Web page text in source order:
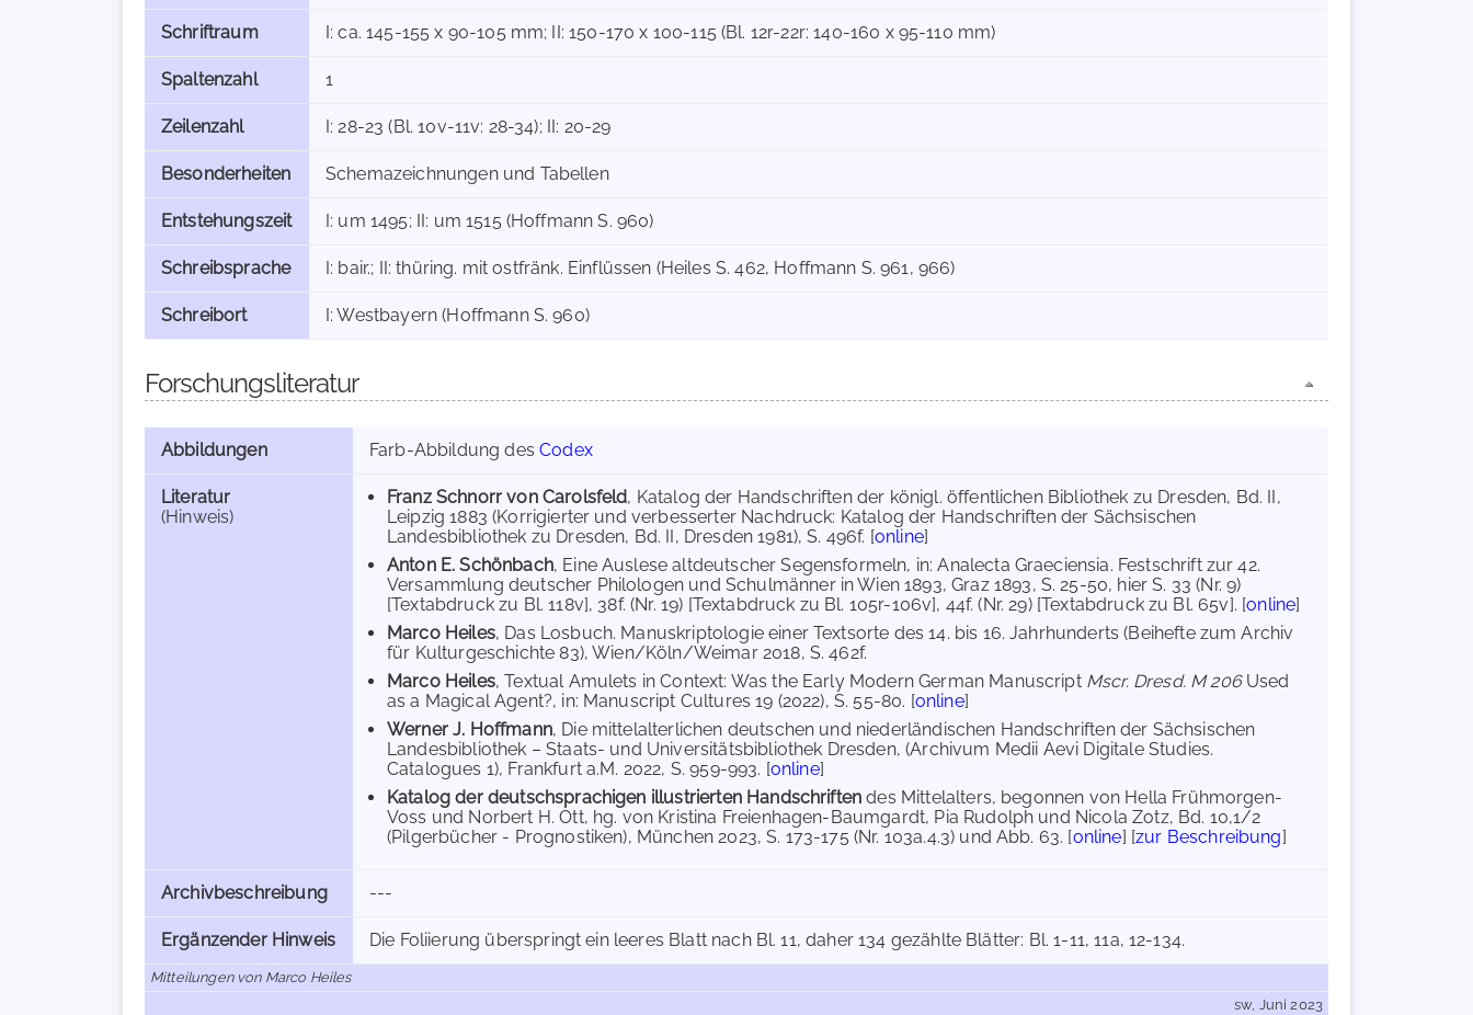
Schriftraum I: ca. 145-155 x 90-105 mm; II: 150-170 x 100-115 (Bl. 12r-22r: 140-160 x 95-110 mm)
Spaltenzahl 1
Zeilenzahl I: 28-23 (Bl. 10v-11v: 28-34); II: 20-29
Besonderheiten Schemazeichnungen und Tabellen
Entstehungszeit I: um 1495; II: um 1515 (Hoffmann S. 960)
Schreibsprache I: bair.; II: thüring. mit ostfränk. Einflüssen (Heiles S. 462, Hoffmann S. 961, 966)
Schreibort I: Westbayern (Hoffmann S. 960)
Forschungsliteratur
Abbildungen Farb-Abbildung desCodex
Literatur
(Hinweis)
Franz Schnorr von Carolsfeld, Katalog der Handschriften der königl. öffentlichen Bibliothek zu Dresden, Bd. II,
Leipzig 1883 (Korrigierter und verbesserter Nachdruck: Katalog der Handschriften der Sächsischen
Landesbibliothek zu Dresden, Bd. II, Dresden 1981), S. 496f. [online]
Anton E. Schönbach, Eine Auslese altdeutscher Segensformeln, in: Analecta Graeciensia. Festschrift zur 42.
Versammlung deutscher Philologen und Schulmänner in Wien 1893, Graz 1893, S. 25-50, hier S. 33 (Nr. 9)
[Textabdruck zu Bl. 118v], 38f. (Nr. 19) [Textabdruck zu Bl. 105r-106v], 44f. (Nr. 29) [Textabdruck zu Bl. 65v]. [online]
Marco Heiles, Das Losbuch. Manuskriptologie einer Textsorte des 14. bis 16. Jahrhunderts (Beihefte zum Archiv
für Kulturgeschichte 83), Wien/Köln/Weimar 2018, S. 462f.
Marco Heiles, Textual Amulets in Context: Was the Early Modern German Manuscript Mscr. Dresd. M 206Used
as a Magical Agent?, in: Manuscript Cultures 19 (2022), S. 55-80. [online]
Werner J. Hoffmann, Die mittelalterlichen deutschen und niederländischen Handschriften der Sächsischen
Landesbibliothek – Staats- und Universitätsbibliothek Dresden, (Archivum Medii Aevi Digitale Studies.
Catalogues 1), Frankfurt a.M. 2022, S. 959-993. [online]
Katalog der deutschsprachigen illustrierten Handschriftendes Mittelalters, begonnen von Hella Frühmorgen-
Voss und Norbert H. Ott, hg. von Kristina Freienhagen-Baumgardt, Pia Rudolph und Nicola Zotz, Bd. 10,1/2
(Pilgerbücher - Prognostiken), München 2023, S. 173-175 (Nr. 103a.4.3) und Abb. 63. [online] [zur Beschreibung]
Archivbeschreibung ---
Ergänzender Hinweis Die Foliierung überspringt ein leeres Blatt nach Bl. 11, daher 134 gezählte Blätter: Bl. 1-11, 11a, 12-134.
Mitteilungen von Marco Heiles
sw, Juni 2023